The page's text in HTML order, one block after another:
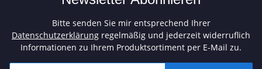
Bitte senden Sie mir entsprechend Ihrer
Datenschutzerklärung regelmäßig und jederzeit widerruflich
Informationen zu Ihrem Produktsortiment per E-Mail zu.